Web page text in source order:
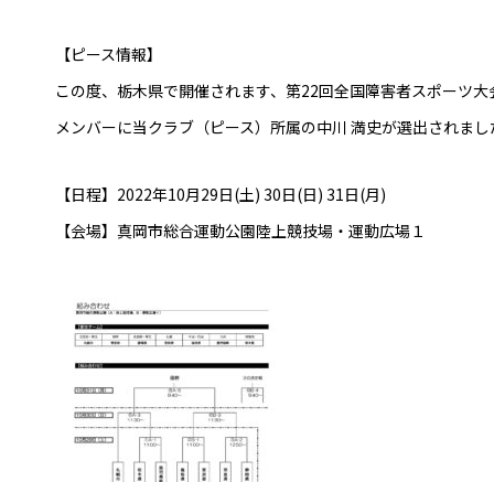
【ピース情報】
この度、栃木県で開催されます、第22回全国障害者スポーツ
メンバーに当クラブ（ピース）所属の中川 満史が選出されま
【日程】2022年10月29日(土) 30日(日) 31日(月)
【会場】真岡市総合運動公園陸上競技場・運動広場１